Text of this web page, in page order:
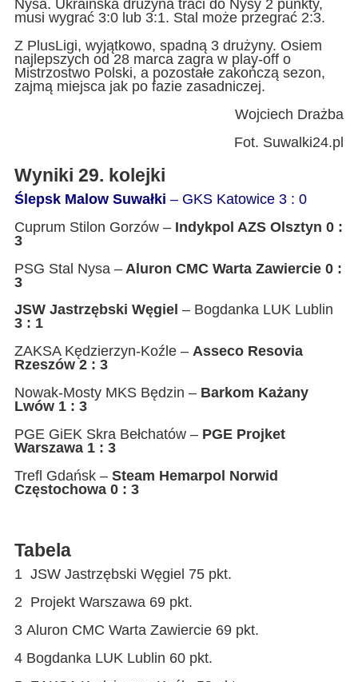
Nysa. Ukraińska drużyna traci do Nysy 2 punkty,
musi wygrać 3:0 lub 3:1. Stal może przegrać 2:3.
Z PlusLigi, wyjątkowo, spadną 3 drużyny. Osiem
najlepszych od 28 marca zagra w play-off o
Mistrzostwo Polski, a pozostałe zakończą sezon,
zajmą miejsca jak po fazie zasadniczej.
Wojciech Drażba
Fot. Suwalki24.pl
Wyniki 29. kolejki
Ślepsk Malow Suwałki – GKS Katowice 3 : 0
Cuprum Stilon Gorzów – Indykpol AZS Olsztyn 0 :
3
PSG Stal Nysa –Aluron CMC Warta Zawiercie 0 :
3
JSW Jastrzębski Węgiel – Bogdanka LUK Lublin
3 : 1
ZAKSA Kędzierzyn-Koźle – Asseco Resovia
Rzeszów 2 : 3
Nowak-Mosty MKS Będzin –Barkom Każany
Lwów 1 : 3
PGE GiEK Skra Bełchatów – PGE Projket
Warszawa 1 : 3
Trefl Gdańsk – Steam Hemarpol Norwid
Częstochowa 0 : 3
Tabela
1 JSW Jastrzębski Węgiel 75 pkt.
2 Projekt Warszawa 69 pkt.
3 Aluron CMC Warta Zawiercie 69 pkt.
4 Bogdanka LUK Lublin 60 pkt.